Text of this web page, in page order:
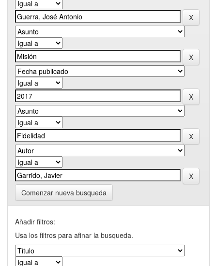
Comenzar nueva busqueda
Añadir filtros:
Usa los filtros para afinar la busqueda.